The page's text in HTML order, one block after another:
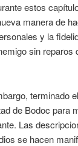
estos
manera de
y la
sin reparos
terminado
de Bodoc para
Las
se hacen